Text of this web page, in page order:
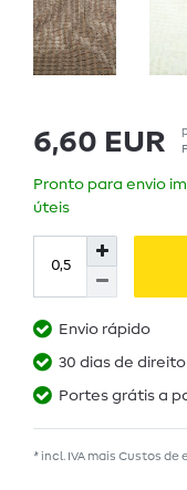
6,60 EUR
Pronto para envio
úteis
Envio rápido
30 dias de
Portes grátis a
* incl. IVA mais Custos de